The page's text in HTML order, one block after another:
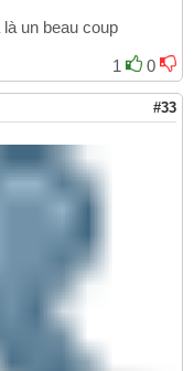
un beau coup
1
0
#33